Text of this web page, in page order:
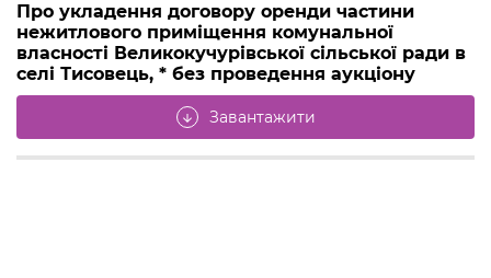
Про укладення договору оренди частини
нежитлового приміщення комунальної
власності Великокучурівської сільської ради в
селі Тисовець, * без проведення аукціону
arrow_downward Завантажити